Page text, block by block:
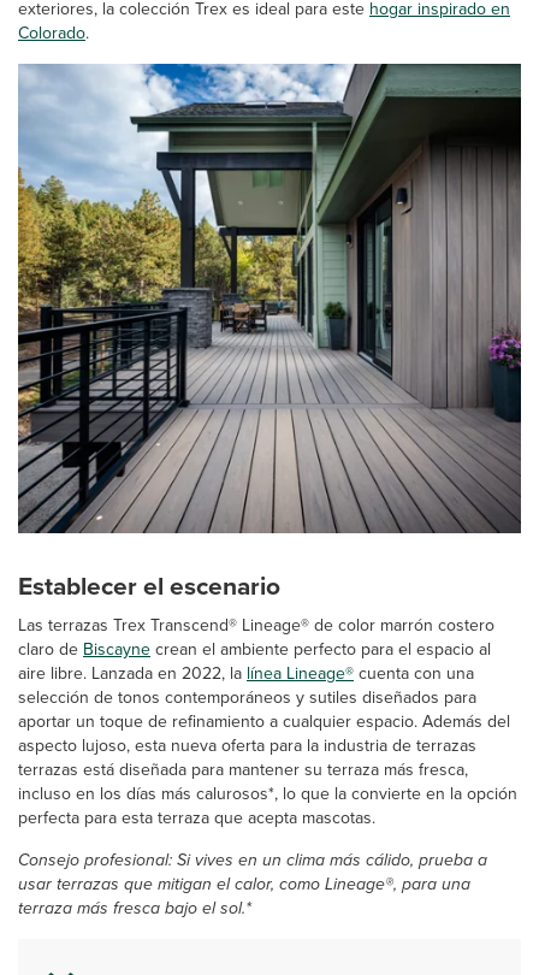
exteriores, la colección Trex es ideal para este hogar inspirado en
Colorado.
Establecer el escenario
Las terrazas Trex Transcend® Lineage® de color marrón costero
claro de Biscaynecrean el ambiente perfecto para el espacio al
aire libre. Lanzada en 2022, la línea Lineage®cuenta con una
selección de tonos contemporáneos y sutiles diseñados para
aportar un toque de refinamiento a cualquier espacio. Además del
aspecto lujoso, esta nueva oferta para la industria de terrazas
terrazas está diseñada para mantener su terraza más fresca,
incluso en los días más calurosos*, lo que la convierte en la opción
perfecta para esta terraza que acepta mascotas.
Consejo profesional: Si vives en un clima más cálido, prueba a
usar terrazas que mitigan el calor, como Lineage®, para una
terraza más fresca bajo el sol.*